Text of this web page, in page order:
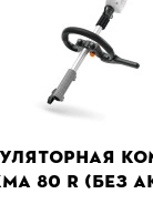
80 R (БЕЗ